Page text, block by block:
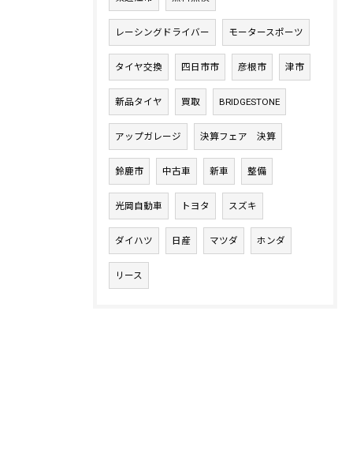
レーシングドライバー モータースポーツ
タイヤ交換 四日市市 彦根市 津市
新品タイヤ 買取 BRIDGESTONE
アップガレージ 決算フェア 決算
鈴鹿市 中古車 新車 整備
光岡自動車 トヨタ スズキ
ダイハツ 日産 マツダ ホンダ
リース